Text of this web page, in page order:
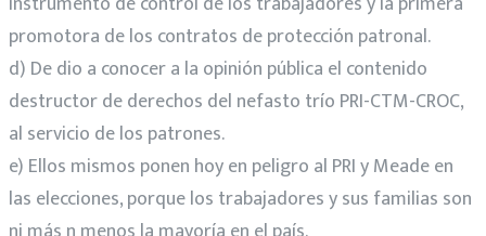
promotora de los contratos de protección patronal.
d) De dio a conocer a la opinión pública el contenido
destructor de derechos del nefasto trío PRI-CTM-CROC,
al servicio de los patrones.
e) Ellos mismos ponen hoy en peligro al PRI y Meade en
las elecciones, porque los trabajadores y sus familias son